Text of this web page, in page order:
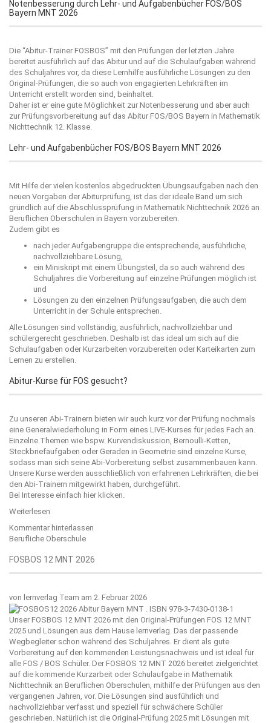
Notenbesserung durch Lehr- und Aufgabenbücher FOS/BOS
Bayern MNT 2026
Die “Abitur-Trainer FOSBOS” mit den Prüfungen der letzten Jahre
bereitet ausführlich auf das Abitur und auf die Schulaufgaben während
des Schuljahres vor, da diese Lernhilfe ausführliche Lösungen zu den
Original-Prüfungen, die so auch von engagierten Lehrkräften im
Unterricht erstellt worden sind, beinhaltet.
Daher ist er eine gute Möglichkeit zur Notenbesserung und aber auch
zur Prüfungsvorbereitung auf das Abitur FOS/BOS Bayern in Mathematik
Nichttechnik 12. Klasse.
Lehr- und Aufgabenbücher FOS/BOS Bayern MNT 2026
Mit Hilfe der vielen kostenlos abgedruckten Übungsaufgaben nach den
neuen Vorgaben der Abiturprüfung, ist das der ideale Band um sich
gründlich auf die Abschlussprüfung in Mathematik Nichttechnik 2026 an
Beruflichen Oberschulen in Bayern vorzubereiten.
Zudem gibt es
nach jeder Aufgabengruppe die entsprechende, ausführliche,
nachvollziehbare Lösung,
ein Miniskript mit einem Übungsteil, da so auch während des
Schuljahres die Vorbereitung auf einzelne Prüfungen möglich ist
und
Lösungen zu den einzelnen Prüfungsaufgaben, die auch dem
Unterricht in der Schule entsprechen.
Alle Lösungen sind vollständig, ausführlich, nachvollziehbar und
schülergerecht geschrieben. Deshalb ist das ideal um sich auf die
Schulaufgaben oder Kurzarbeiten vorzubereiten oder Karteikarten zum
Lernen zu erstellen.
Abitur-Kurse für FOS gesucht?
Zu unseren Abi-Trainern bieten wir auch kurz vor der Prüfung nochmals
eine Generalwiederholung in Form eines LIVE-Kurses für jedes Fach an.
Einzelne Themen wie bspw. Kurvendiskussion, Bernoulli-Ketten,
Steckbriefaufgaben oder Geraden in Geometrie sind einzelne Kurse,
sodass man sich seine Abi-Vorbereitung selbst zusammenbauen kann.
Unsere Kurse werden ausschließlich von erfahrenen Lehrkräften, die bei
den Abi-Trainern mitgewirkt haben, durchgeführt.
Bei Interesse einfach hier klicken.
Weiterlesen
Kommentar hinterlassen
Berufliche Oberschule
FOSBOS 12 MNT 2026
von lernverlag Team am 2. Februar 2026
Unser FOSBOS 12 MNT 2026 mit den Original-Prüfungen FOS 12 MNT
2025 und Lösungen aus dem Hause lernverlag . Das der passende
Wegbegleiter schon während des Schuljahres. Er dient als gute
Vorbereitung auf den kommenden Leistungsnachweis und ist ideal für
alle FOS / BOS Schüler. Der FOSBOS 12 MNT 2026 bereitet zielgerichtet
auf die kommende Kurzarbeit oder Schulaufgabe in Mathematik
Nichttechnik an Beruflichen Oberschulen, mithilfe der Prüfungen aus den
vergangenen Jahren, vor. Die Lösungen sind ausführlich und
nachvollziehbar verfasst und speziell für schwächere Schüler
geschrieben. Natürlich ist die Original-Prüfung 2025 mit Lösungen mit